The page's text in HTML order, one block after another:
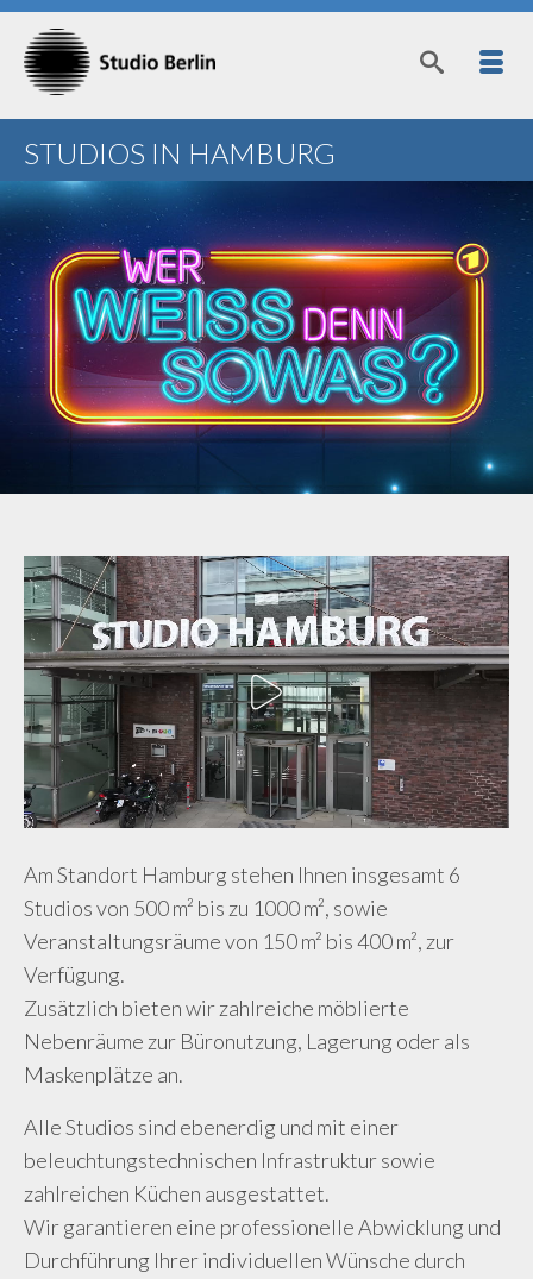
STUDIOS IN HAMBURG
Am Standort Hamburg stehen Ihnen insgesamt 6
Studios von 500 m² bis zu 1000 m², sowie
Veranstaltungsräume von 150 m² bis 400 m², zur
Verfügung.
Zusätzlich bieten wir zahlreiche möblierte
Nebenräume zur Büronutzung, Lagerung oder als
Maskenplätze an.
Alle Studios sind ebenerdig und mit einer
beleuchtungstechnischen Infrastruktur sowie
zahlreichen Küchen ausgestattet.
Wir garantieren eine professionelle Abwicklung und
Durchführung Ihrer individuellen Wünsche durch